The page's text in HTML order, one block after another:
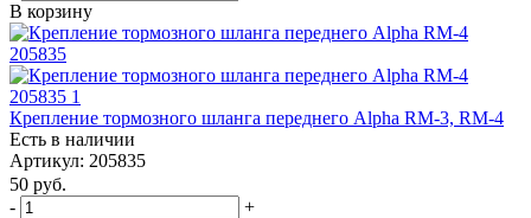
В корзину
Крепление тормозного шланга переднего Alpha RM-3, RM-4
Есть в наличии
Артикул: 205835
50 руб.
-
+